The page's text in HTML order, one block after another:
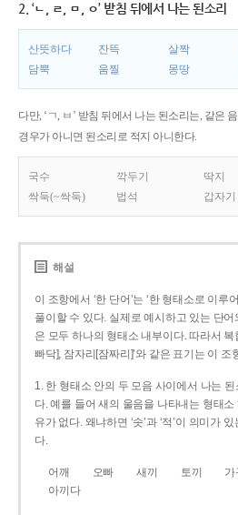
2. ‘ㄴ, ㄹ, ㅁ, ㅇ’ 받침 뒤에서 나는 된소리
산뜻하다 잔뜩 살짝
담뿍
움찔 몽땅
다만, ‘ㄱ, ㅂ’ 받침 뒤에서 나는 된소리는, 같은
경우가 아니면 된소리로 적지 아니한다.
국수 깍두기 딱지
싹둑(~싹둑)
법석 갑자기
해설
이 조항에서 ‘한 단어’는 ‘한 형태소로 이루
풀이할 수 있다. 실제로 예시하고 있는 단
은 모두 하나의 형태소 내부이다. 따라서 복
빠닥], 잠자리[잠짜리]’와 같은 표기는 이 조
1. 한 형태소 안의 두 모음 사이에서 나는
다. 예를 들어 새의 울음을 나타내는 형태소 ‘
유가 없다. 왜냐하면 ‘솟’과 ‘적’이 의미가
다.
어깨 오빠 새끼 토끼 가
아끼다